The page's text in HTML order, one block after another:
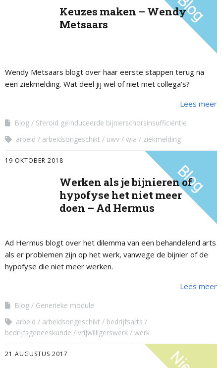
Keuzes maken – Wendy
Metsaars
Wendy Metsaars blogt over haar eerste stappen terug na
een ziekmelding. Wat deel jij wel of niet met collega's?
Lees meer
Blog
Steroid geïnduceerde bijnierschorsinsufficiëntie
arbeid
arbeidsongeschikt uwv wia ziekmelding
19 OKTOBER 2018
Werken als je bijnieren of
hypofyse het niet meer
doen – Ad Hermus
Ad Hermus blogt over het dilemma van een behandelend arts
als er problemen zijn op het werk, vanwege de bijnier of de
hypofyse die niet meer werken.
Lees meer
Blog
Generieke module
arbeid
arbeidsongeschikt
bedrijfsarts
bedrijfsgeneeskunde
vrijwilligerswerk werk
21 AUGUSTUS 2017